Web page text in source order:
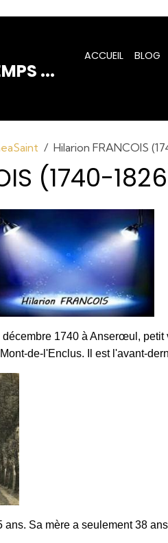
...
ACCUEIL BLOG
Hilarion FRANCOIS
(1740-
1740 à Anserœul,
de-l'Enclus. Il est l'avant-
Sa mère a seulement 38